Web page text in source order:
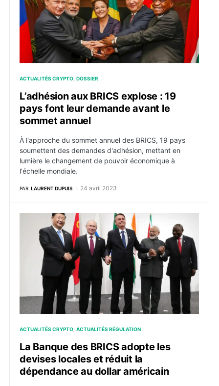
ACTUALITÉS CRYPTO DOSSIER
L’adhésion aux BRICS explose : 19
pays font leur demande avant le
sommet annuel
À l'approche du sommet annuel des BRICS, 19 pays
soumettent des demandes d'adhésion, mettant en
lumière le changement de pouvoir économique à
l'échelle mondiale.
PAR LAURENT DUPUIS 24 avril 2023
La Banque des BRICS adopte les devises locales et
ACTUALITÉS CRYPTO ACTUALITÉS RÉGULATION
La Banque des BRICS adopte les
devises locales et réduit la
dépendance au dollar américain